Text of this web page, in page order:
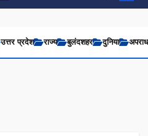
उत्तर प्रदेश राज्य बुलंदशहर दुनिया अपराध